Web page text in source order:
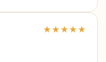
★ ★ ★ ★ ★